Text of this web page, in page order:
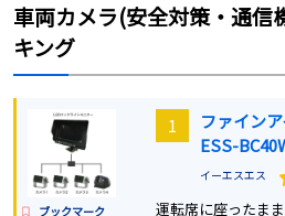
車両カメラ(安全対策・通信
キング
ブックマーク
1
ファイン
ESS-
イーエスエス
運転席に座ったま